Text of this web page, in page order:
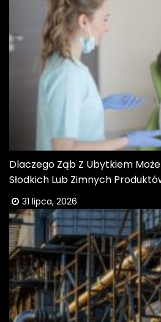
Dlaczego Ząb Z Ubytkiem
Słodkich Lub Zimnych
31 lipca, 2026